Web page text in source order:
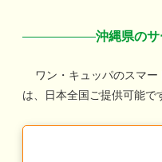
沖縄県の
ワン・キュッパのスマ
は、日本全国ご提供可能で